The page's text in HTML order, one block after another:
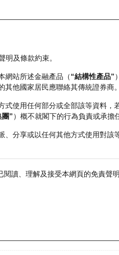
明及條款約束。
網站所述金融產品（“結構性產品”
他國家居民應聯絡其傳統證券商。
使用任何部分或全部該等資料，
團”）概不就閣下的行為負責或承擔
分享或以任何其他方式使用對該
閱讀、理解及接受本網頁的免責聲